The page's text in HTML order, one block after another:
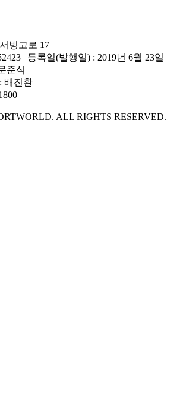
빙고로 17
| 등록일(발행일) : 2019년 6월 23일
준식
배진환
ALL RIGHTS RESERVED.